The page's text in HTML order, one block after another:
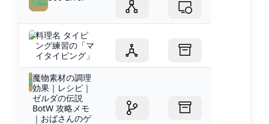
料理名 タイピ
ング練習の「マ
イタイピング」
魔物素材の調理
効果｜レシピ｜
ゼルダの伝説
BotW 攻略メモ
｜おばさんのゲ